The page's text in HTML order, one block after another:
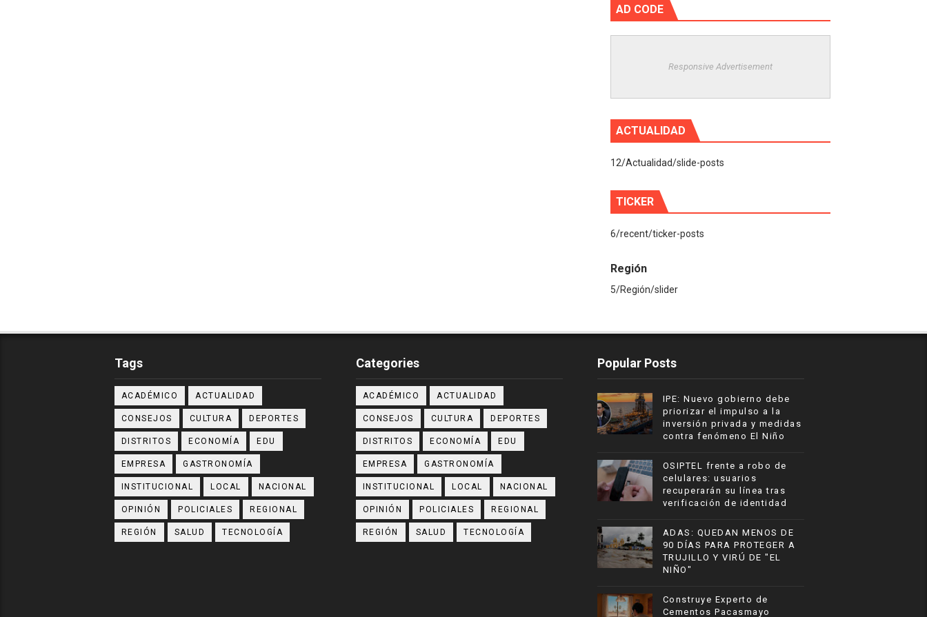
AD CODE
Responsive Advertisement
ACTUALIDAD
12/Actualidad/slide-posts
TICKER
6/recent/ticker-posts
Región
5/Región/slider
Tags
ACADÉMICO ACTUALIDAD
CONSEJOS CULTURA DEPORTES
DISTRITOS ECONOMÍA EDU
EMPRESA GASTRONOMÍA
INSTITUCIONAL LOCAL NACIONAL
OPINIÓN POLICIALES REGIONAL
REGIÓN SALUD TECNOLOGÍA
Categories
ACADÉMICO ACTUALIDAD
CONSEJOS CULTURA DEPORTES
DISTRITOS ECONOMÍA EDU
EMPRESA GASTRONOMÍA
INSTITUCIONAL LOCAL NACIONAL
OPINIÓN POLICIALES REGIONAL
REGIÓN SALUD TECNOLOGÍA
Popular Posts
IPE: Nuevo gobierno debe
priorizar el impulso a la
inversión privada y medidas
contra fenómeno El Niño
OSIPTEL frente a robo de
celulares: usuarios
recuperarán su línea tras
verificación de identidad
ADAS: QUEDAN MENOS DE
90 DÍAS PARA PROTEGER A
TRUJILLO Y VIRÚ DE "EL
NIÑO"
Construye Experto de
Cementos Pacasmayo